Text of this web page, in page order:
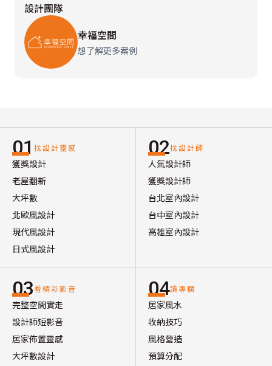
設計團隊
幸福空間
想了解更多案例
01 找設計靈感
獲獎設計
老屋翻新
大坪數
北歐風設計
現代風設計
日式風設計
02找設計師
人氣設計師
獲獎設計師
台北室內設計
台中室內設計
高雄室內設計
03看精彩影音
完整空間實走
設計師短影音
居家佈置靈感
大坪數設計
04讀專欄
居家風水
收納技巧
風格營造
預算分配